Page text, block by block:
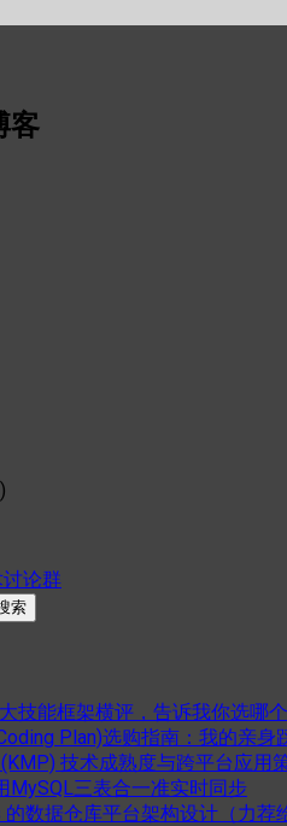
客
论群
技能框架横评，告诉我你选哪
Plan)选购指南：我的亲身
技术成熟度与跨平台应用
MySQL三表合一准实时同步
数据仓库平台架构设计（力荐